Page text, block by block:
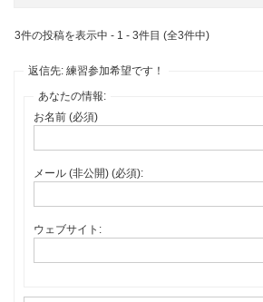
3件の投稿を表示中 - 1 - 3件目 (全3件中)
返信先: 練習参加希望です！
あなたの情報:
お名前 (必須)
メール (非公開) (必須):
ウェブサイト: